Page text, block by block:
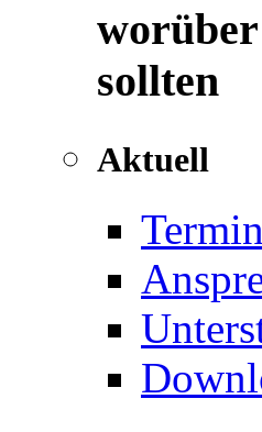
worüber
sollten
Aktuell